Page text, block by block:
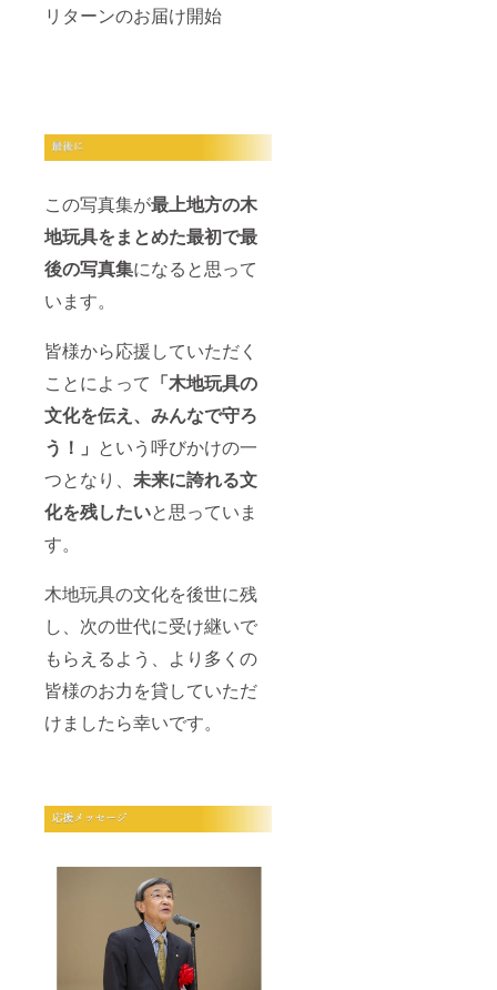
リターンのお届け開始
この写真集が最上地方の木
地玩具をまとめた最初で最
後の写真集になると思って
います。
皆様から応援していただく
ことによって 「木地玩具の
文化を伝え、みんなで守ろ
う！」 という呼びかけの一
つとなり、 未来に誇れる文
化を残したいと思っていま
す。
木地玩具の文化を後世に残
し、次の世代に受け継いで
もらえるよう、より多くの
皆様のお力を貸していただ
けましたら幸いです。